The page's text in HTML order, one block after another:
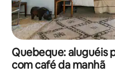
Quebeque: aluguéis
com café da manhã